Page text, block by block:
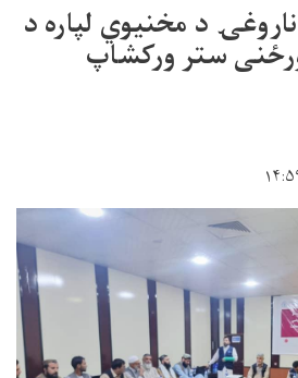
د مخنیوي لپاره د
ستر ورکشاپ